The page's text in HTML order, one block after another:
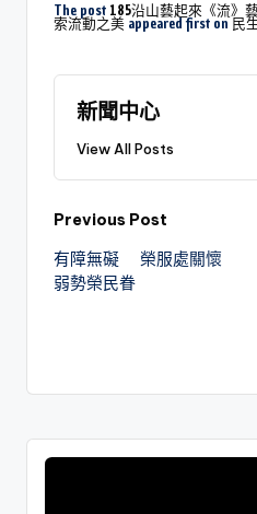
The post 185沿山藝起來《流
索流動之美 appeared first on民
新聞中心
View All Posts
Previous Post
有障無礙 榮服處關懷
弱勢榮民眷